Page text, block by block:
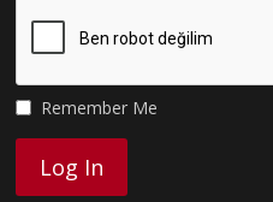
Remember Me